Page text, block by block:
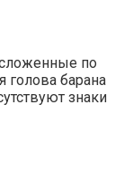
сложенные по
голова барана
знаки